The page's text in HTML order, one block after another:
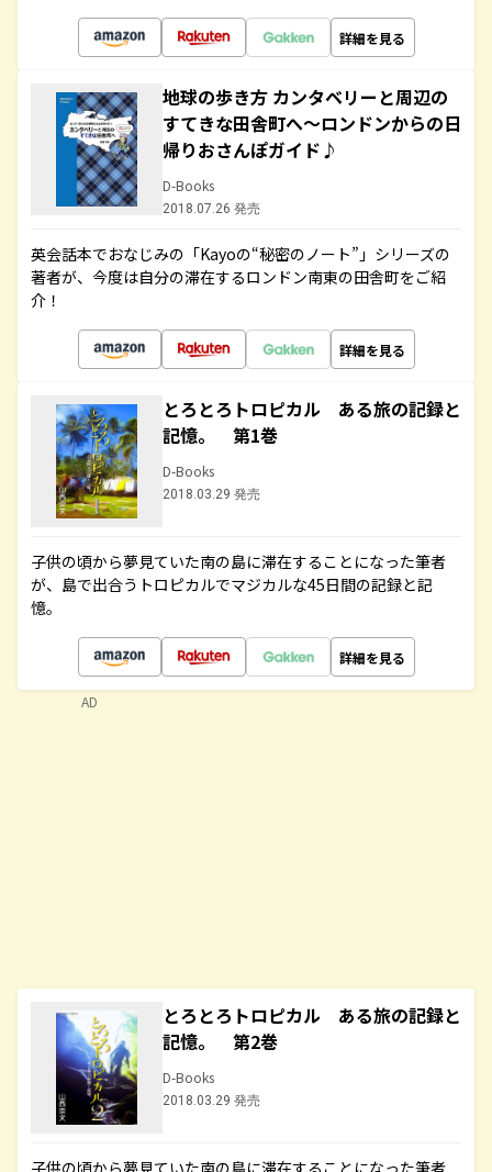
詳細を見る
地球の歩き方 カンタベリーと周辺の
すてきな田舎町へ～ロンドンからの日
帰りおさんぽガイド♪
D-Books
2018.07.26 発売
英会話本でおなじみの「Kayoの“秘密のノート”」シリーズの
著者が、今度は自分の滞在するロンドン南東の田舎町をご紹
介！
詳細を見る
とろとろトロピカル ある旅の記録と
記憶。 第1巻
D-Books
2018.03.29 発売
子供の頃から夢見ていた南の島に滞在することになった筆者
が、島で出合うトロピカルでマジカルな45日間の記録と記
憶。
詳細を見る
とろとろトロピカル ある旅の記録と
記憶。 第2巻
D-Books
2018.03.29 発売
子供の頃から夢見ていた南の島に滞在することになった筆者
AD